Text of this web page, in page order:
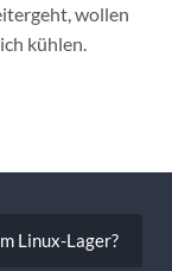
wollen
kühlen.
Linux-Lager?